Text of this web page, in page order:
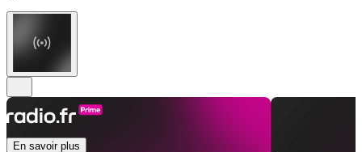
En savoir plus